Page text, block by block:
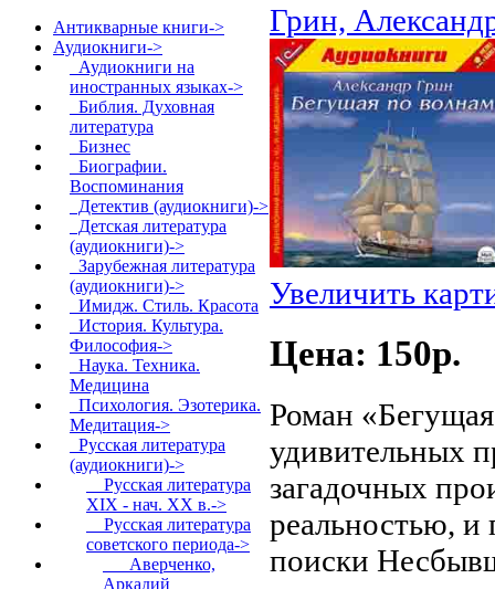
Антикварные книги->
Аудиокниги->
Аудиокниги на
иностранных языках->
Библия. Духовная
литература
Бизнес
Биографии.
Воспоминания
Детектив (аудиокниги)->
Детская литература
(аудиокниги)->
Зарубежная литература
(аудиокниги)->
Имидж. Стиль. Красота
История. Культура.
Философия->
Наука. Техника.
Медицина
Психология. Эзотерика.
Медитация->
Русская литература
(аудиокниги)->
Русская литература
XIX - нач. XX в.->
Русская литература
советского периода->
Аверченко,
Аркадий
Грин,
Увеличить
Цена: 150p.
Роман
удивительных
загадочных
реальностью, и
поиски